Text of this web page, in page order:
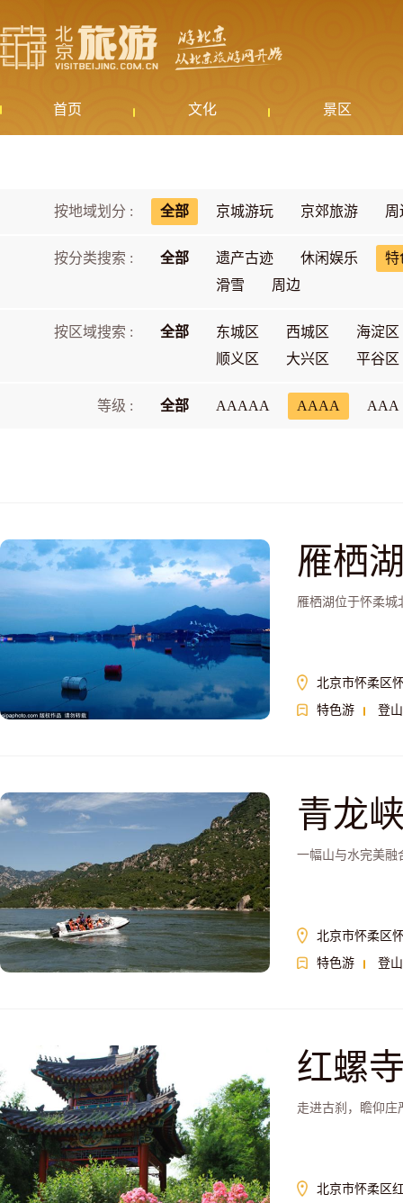
首页 文化 景区
按地域划分 : 全部 京城游玩 京郊旅游 周
按分类搜索 : 全部 遗产古迹 休闲娱乐
特
滑雪
周边
按区域搜索 : 全部 东城区 西城区
海淀区
顺义区
大兴区 平谷区
等级 : 全部 AAAAA AAAA AAA
雁栖
雁栖湖位于怀柔城
北京市怀柔区
特色游
登山
青龙
一幅山与水完美融
北京市怀柔区
特色游
登山
红螺
走进古刹，瞻仰庄
北京市怀柔区